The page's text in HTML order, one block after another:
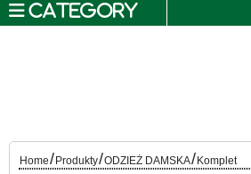
CATEGORY
Home/ Produkty/ODZIEŻ DAMSKA/ Komplet